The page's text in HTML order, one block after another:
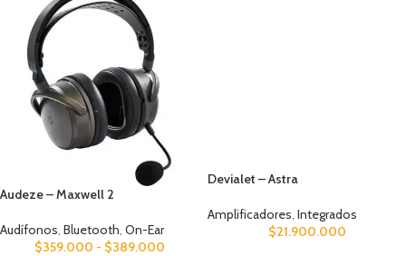
Audeze – Maxwell 2
Audífonos, Bluetooth, On-Ear
$359.000 - $389.000
Devialet – Astra
Amplificadores Integrados
$21.900.000